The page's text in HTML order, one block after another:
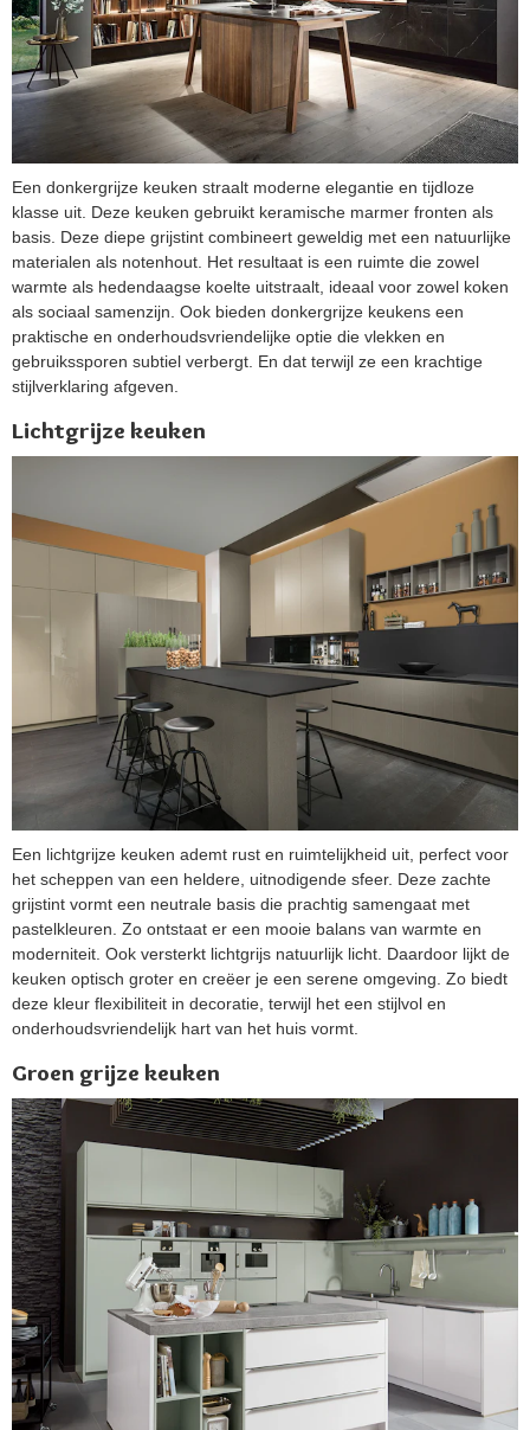
Een donkergrijze keuken straalt moderne elegantie en tijdloze
klasse uit. Deze keuken gebruikt keramische marmer fronten als
basis. Deze diepe grijstint combineert geweldig met een natuurlijke
materialen als notenhout. Het resultaat is een ruimte die zowel
warmte als hedendaagse koelte uitstraalt, ideaal voor zowel koken
als sociaal samenzijn. Ook bieden donkergrijze keukens een
praktische en onderhoudsvriendelijke optie die vlekken en
gebruikssporen subtiel verbergt. En dat terwijl ze een krachtige
stijlverklaring afgeven.
Lichtgrijze keuken
Een lichtgrijze keuken ademt rust en ruimtelijkheid uit, perfect voor
het scheppen van een heldere, uitnodigende sfeer. Deze zachte
grijstint vormt een neutrale basis die prachtig samengaat met
pastelkleuren. Zo ontstaat er een mooie balans van warmte en
moderniteit. Ook versterkt lichtgrijs natuurlijk licht. Daardoor lijkt de
keuken optisch groter en creëer je een serene omgeving. Zo biedt
deze kleur flexibiliteit in decoratie, terwijl het een stijlvol en
onderhoudsvriendelijk hart van het huis vormt.
Groen grijze keuken